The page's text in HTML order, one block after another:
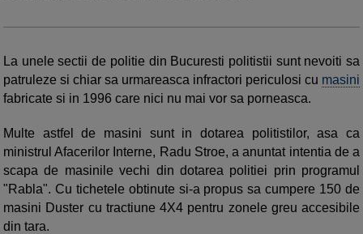
La unele sectii de politie din Bucuresti politistii sunt nevoiti sa
patruleze si chiar sa urmareasca infractori periculosi cu masini
fabricate si in 1996 care nici nu mai vor sa porneasca.
Multe astfel de masini sunt in dotarea politistilor, asa ca
ministrul Afacerilor Interne, Radu Stroe, a anuntat intentia de a
scapa de masinile vechi din dotarea politiei prin programul
"Rabla". Cu tichetele obtinute si-a propus sa cumpere 150 de
masini Duster cu tractiune 4X4 pentru zonele greu accesibile
din tara.